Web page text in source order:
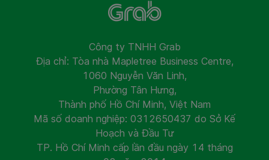
Công ty TNHH Grab
Địa chỉ: Tòa nhà Mapletree Business Centre,
1060 Nguyễn Văn Linh,
Phường Tân Hưng,
Thành phố Hồ Chí Minh, Việt Nam
Mã số doanh nghiệp: 0312650437 do Sở Kế
Hoạch và Đầu Tư
TP. Hồ Chí Minh cấp lần đầu ngày 14 tháng